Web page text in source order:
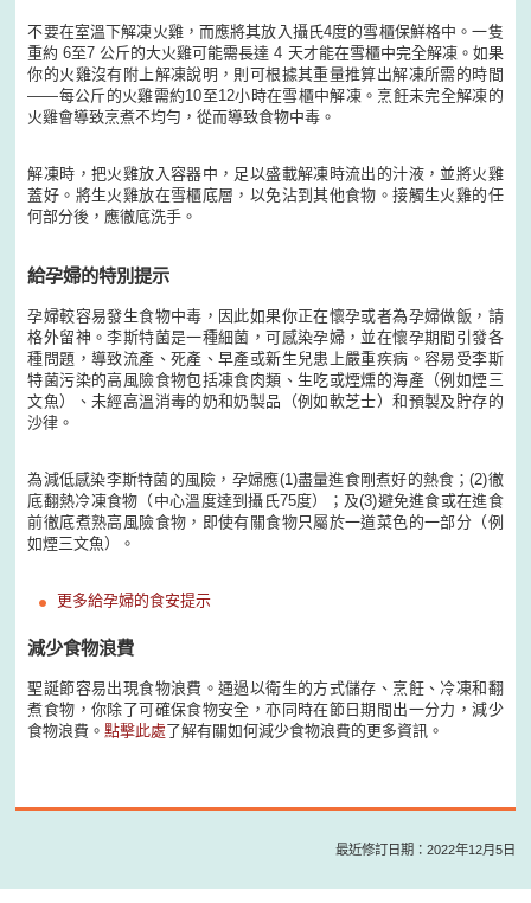
不要在室溫下解凍火雞，而應將其放入攝氏4度的雪櫃保鮮格中。一隻
重約 6至7 公斤的大火雞可能需長達 4 天才能在雪櫃中完全解凍。如果
你的火雞沒有附上解凍說明，則可根據其重量推算出解凍所需的時間
——每公斤的火雞需約10至12小時在雪櫃中解凍。烹飪未完全解凍的
火雞會導致烹煮不均勻，從而導致食物中毒。
解凍時，把火雞放入容器中，足以盛載解凍時流出的汁液，並將火雞
蓋好。將生火雞放在雪櫃底層，以免沾到其他食物。接觸生火雞的任
何部分後，應徹底洗手。
給孕婦的特別提示
孕婦較容易發生食物中毒，因此如果你正在懷孕或者為孕婦做飯，請
格外留神。李斯特菌是一種細菌，可感染孕婦，並在懷孕期間引發各
種問題，導致流產、死產、早產或新生兒患上嚴重疾病。容易受李斯
特菌污染的高風險食物包括凍食肉類、生吃或煙燻的海產（例如煙三
文魚）、未經高溫消毒的奶和奶製品（例如軟芝士）和預製及貯存的
沙律。
為減低感染李斯特菌的風險，孕婦應(1)盡量進食剛煮好的熱食；(2)徹
底翻熱冷凍食物（中心溫度達到攝氏75度）；及(3)避免進食或在進食
前徹底煮熟高風險食物，即使有關食物只屬於一道菜色的一部分（例
如煙三文魚）。
更多給孕婦的食安提示
減少食物浪費
聖誕節容易出現食物浪費。通過以衛生的方式儲存、烹飪、冷凍和翻
煮食物，你除了可確保食物安全，亦同時在節日期間出一分力，減少
食物浪費。點擊此處了解有關如何減少食物浪費的更多資訊。
最近修訂日期：2022年12月5日